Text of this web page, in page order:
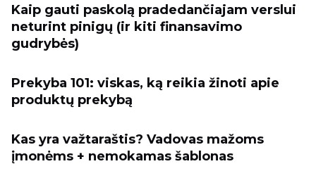
Kaip gauti paskolą pradedančiajam verslui
neturint pinigų (ir kiti finansavimo
gudrybės)
Prekyba 101: viskas, ką reikia žinoti apie
produktų prekybą
Kas yra važtaraštis? Vadovas mažoms
įmonėms + nemokamas šablonas